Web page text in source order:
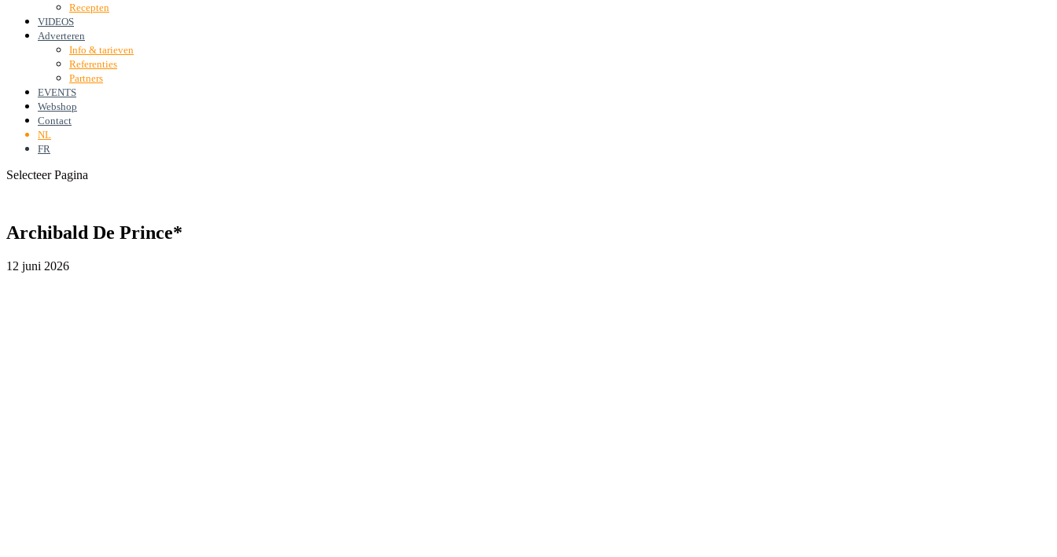
Recepten
VIDEOS
Adverteren
Info & tarieven
Referenties
Partners
EVENTS
Webshop
Contact
NL
FR
Selecteer Pagina
Archibald De Prince*
12 juni 2026